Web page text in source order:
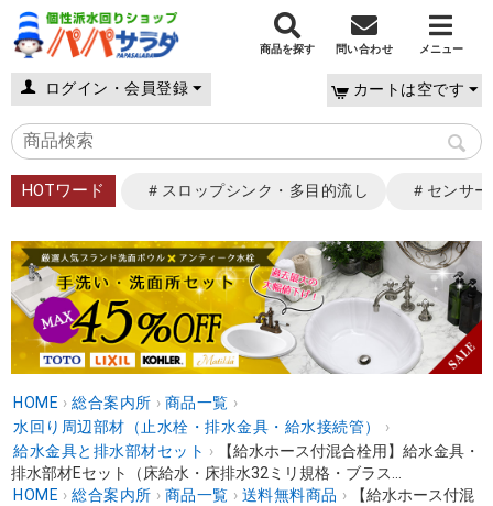
商品を探す 問い合わせ メニュー
ログイン・会員登録 カートは空です
HOTワード ＃スロップシンク・多目的流し ＃センサ
HOME › 総合案内所 › 商品一覧 ›
水回り周辺部材（止水栓・排水金具・給水接続管）
›
給水金具と排水部材セット ›
【給水ホース付混合栓用】給水金具・
排水部材Eセット（床給水・床排水32ミリ規格・ブラス...
HOME › 総合案内所 › 商品一覧 › 送料無料商品 ›
【給水ホース付混